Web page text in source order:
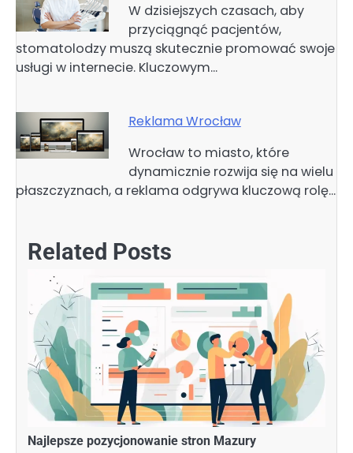
W dzisiejszych czasach, aby
przyciągnąć pacjentów,
stomatolodzy muszą skutecznie promować swoje
usługi w internecie. Kluczowym…
Reklama Wrocław
Wrocław to miasto, które
dynamicznie rozwija się na wielu
płaszczyznach, a reklama odgrywa kluczową rolę…
Related Posts
Najlepsze pozycjonowanie stron Mazury